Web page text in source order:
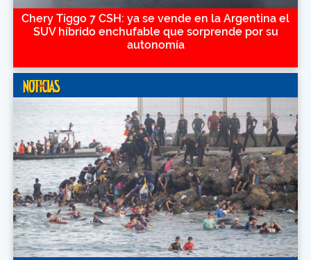
Chery Tiggo 7 CSH: ya se vende en la Argentina el
SUV híbrido enchufable que sorprende por su
autonomía